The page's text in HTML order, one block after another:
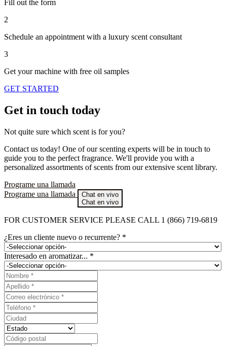
Fill out the form
2
Schedule an appointment with a luxury scent consultant
3
Get your machine with free oil samples
GET STARTED
Get in touch today
Not quite sure which scent is for you?
Contact us today! One of our scenting experts will be in touch to
guide you to the perfect fragrance. We'll provide you with a
personalized assortments of scents from our extensive scent library.
Programe una llamada
Programe una llamada
Chat en vivo
Chat en vivo
FOR CUSTOMER SERVICE PLEASE CALL 1 (866) 719-6819
¿Eres un cliente nuevo o recurrente? *
Interesado en aromatizar... *